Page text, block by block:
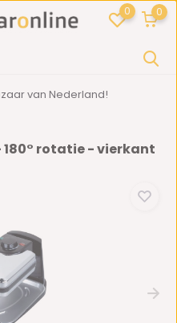
0 0
van Nederland!
rotatie - vierkant